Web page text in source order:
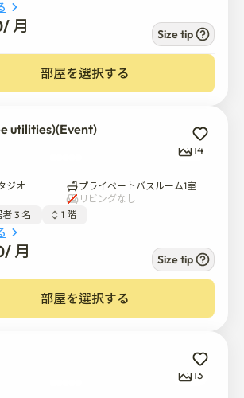
ーツ
ィウォッシュ、ハンドソープ
ズナブルな価格で楽しみながら、自分
自由にご利用いただけます😊
すチームは、滞在中に海外のテナント
/ 月 Size tip
部屋を選択する
utilities)(Event)
14
ジオ
プライベートバスルーム1室
リビングなし
者 3 名 1 階
/ 月 Size tip
部屋を選択する
13